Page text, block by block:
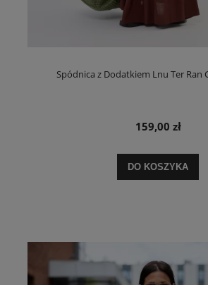
Spódnica z Dodatkiem Lnu Ter Ran
159,00 zł
DO KOSZYKA